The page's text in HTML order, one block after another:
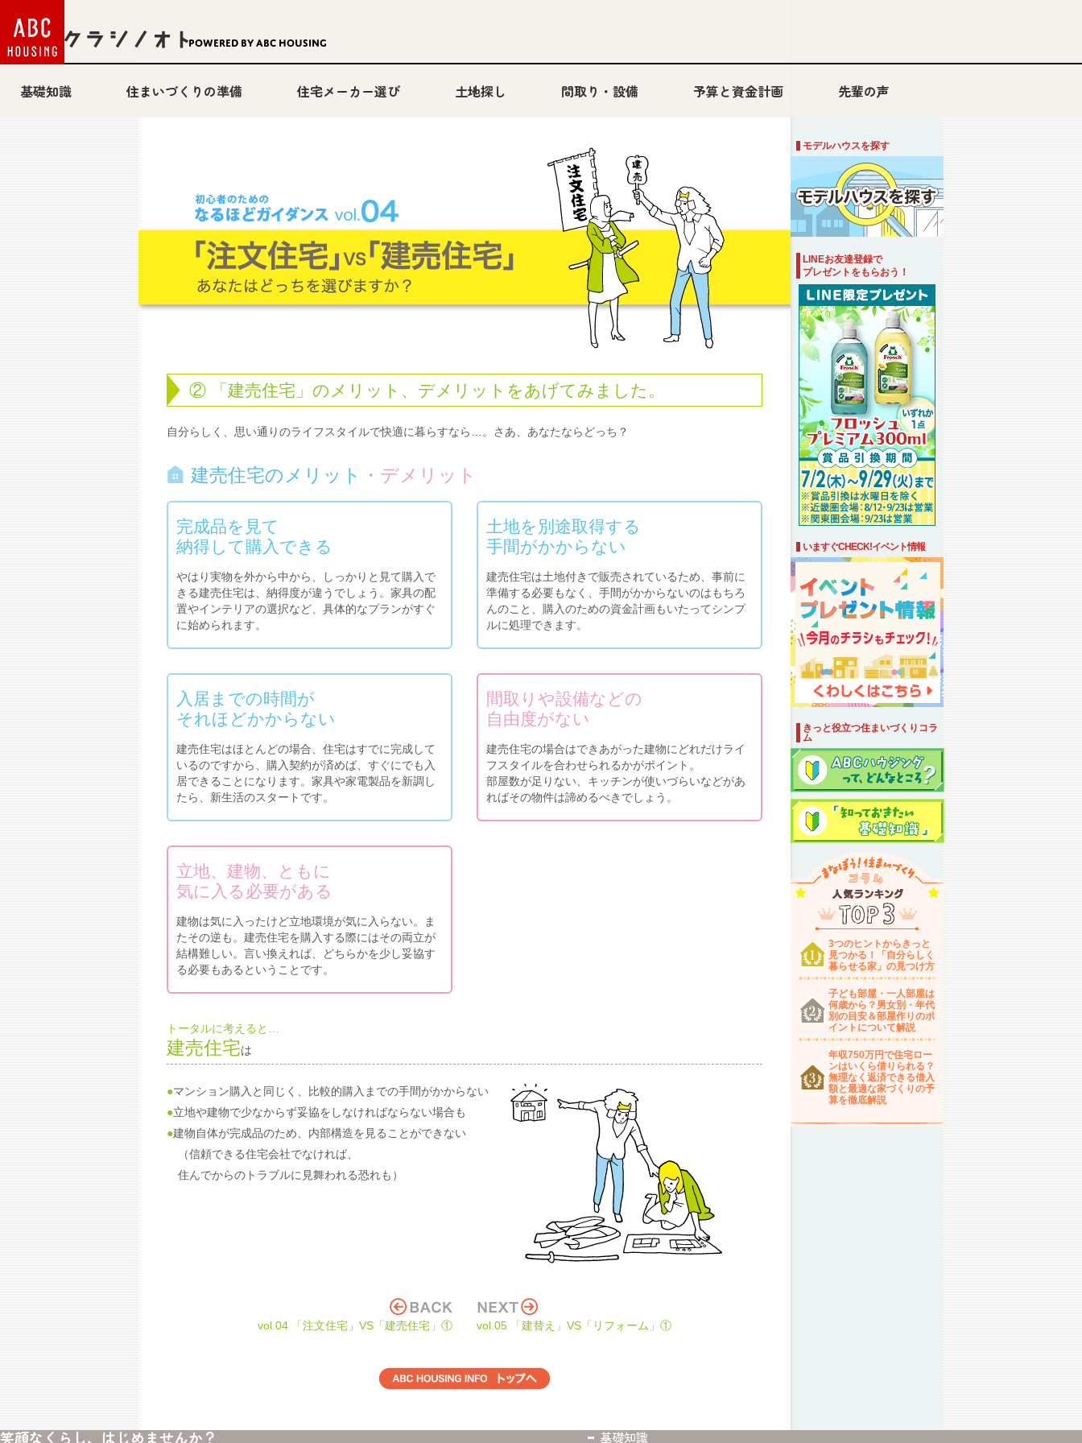
Powered by ABC HOUSING
基礎知識 住まいづくりの準備 住宅メーカー選び 土地探し 間取り・設備 予算と資金計画 先輩の声
「注文住宅」VS「建売住宅」
② 「建売住宅」のメリット、デメリットをあげてみました。
自分らしく、思い通りのライフスタイルで快適に暮らすなら…。さあ、あなたならどっち？
建売住宅のメリット ・ デメリット
完成品を見て
納得して購入できる
やはり実物を外から中から、しっかりと見て購入で
きる建売住宅は、納得度が違うでしょう。家具の配
置やインテリアの選択など、具体的なプランがすぐ
に始められます。
土地を別途取得する
手間がかからない
建売住宅は土地付きで販売されているため、事前に
準備する必要もなく、手間がかからないのはもちろ
んのこと、購入のための資金計画もいたってシンプ
ルに処理できます。
入居までの時間が
それほどかからない
建売住宅はほとんどの場合、住宅はすでに完成して
いるのですから、購入契約が済めば、すぐにでも入
居できることになります。家具や家電製品を新調し
たら、新生活のスタートです。
間取りや設備などの
自由度がない
建売住宅の場合はできあがった建物にどれだけライ
フスタイルを合わせられるかがポイント。
部屋数が足りない、キッチンが使いづらいなどがあ
ればその物件は諦めるべきでしょう。
立地、建物、ともに
気に入る必要がある
建物は気に入ったけど立地環境が気に入らない。ま
たその逆も。建売住宅を購入する際にはその両立が
結構難しい。言い換えれば、どちらかを少し妥協す
る必要もあるということです。
トータルに考えると…
建売住宅は
●マンション購入と同じく、比較的購入までの手間がかからない
●立地や建物で少なからず妥協をしなければならない場合も
●建物自体が完成品のため、内部構造を見ることができない
（信頼できる住宅会社でなければ、
住んでからのトラブルに見舞われる恐れも）
vol.04 「注文住宅」VS「建売住宅」① vol.05 「建替え」VS「リフォーム」①
モデルハウスを探す
LINEお友達登録で
プレゼントをもらおう！
いますぐCHECK!イベント情報
きっと役立つ住まいづくりコラ
ム
3つのヒントからきっと
見つかる！「自分らしく
暮らせる家」の見つけ方
子ども部屋・一人部屋は
何歳から？男女別・年代
別の目安＆部屋作りのポ
イントについて解説
年収750万円で住宅ロー
ンはいくら借りられる？
無理なく返済できる借入
額と最適な家づくりの予
算を徹底解説
笑顔なくらし、はじめませんか？ 基礎知識